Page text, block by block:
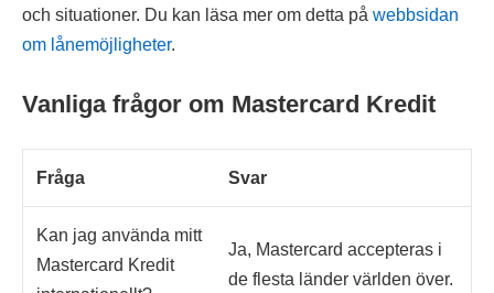
och situationer. Du kan läsa mer om detta på webbsidan
om lånemöjligheter.
Vanliga frågor om Mastercard Kredit
Fråga Svar
Kan jag använda mitt
Mastercard Kredit
Ja, Mastercard accepteras i
de flesta länder världen över.